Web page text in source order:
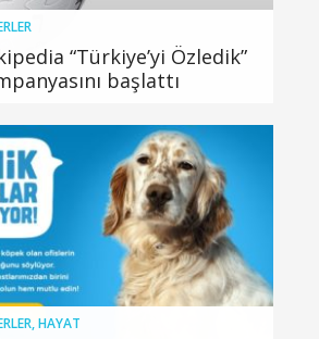
“Türkiye’yi Özledik”
başlattı
,HAYAT